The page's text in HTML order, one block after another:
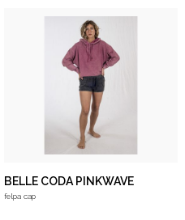
BELLE CODA PINKWAVE
felpa cap